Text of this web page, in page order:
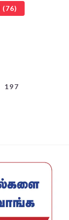
(76)
197